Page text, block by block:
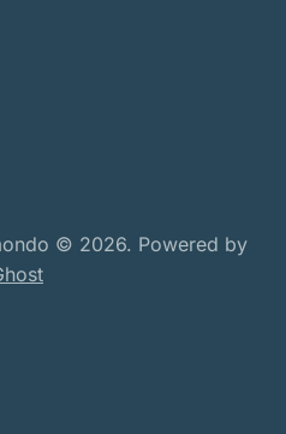
© 2026. Powered by